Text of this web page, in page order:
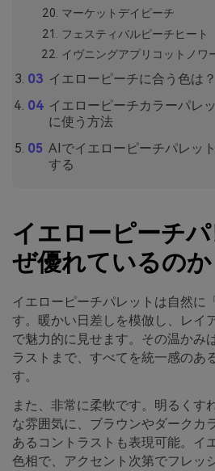
マーケットデイピーチ
フェスティバルピーチヒート
イヴニングアプリコットノワ
イエローピーチに合う色は？
イエローピーチカラーパレ
に使う方法
AIでイエローピーチパレッ
する
イエローピーチ
ぜ優れているのか
イエローピーチパレットは自然に
す。暖かい日差しを模倣し、レイ
で魅力的に見せます。その温かみ
ラストまで、すべてを統一感のあ
す。
また、非常に柔軟です。明るくす
な雰囲気に、ブラウンやダークカ
あるコントラストも表現可能。イ
色相で、アクセント次第でフレッ